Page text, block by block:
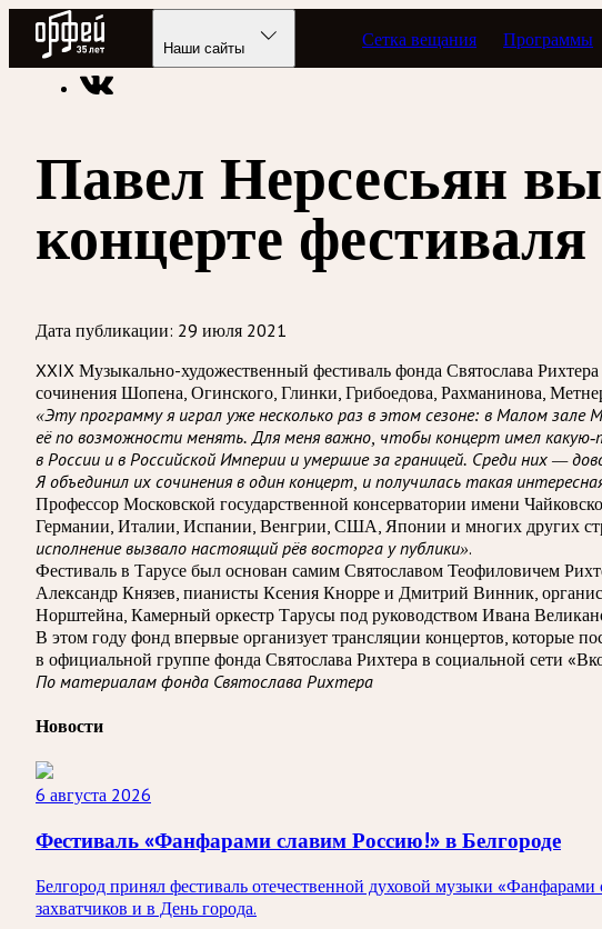
Радио Орфей
Наши сайты Сетка вещания Программы
Радио классической музыки «Орфей» Новости
Павел Нерсесьян
концерте
Дата публикации: 29 июля 2021
XXIX Музыкально-художественный фестиваль фонда Святослава
сочинения Шопена, Огинского, Глинки, Грибоедова, Рахманинова,
«Эту программу я играл уже несколько раз в этом сезоне: в Малом
её по возможности менять. Для меня важно, чтобы концерт имел
в России и в Российской Империи и умершие за границей. Среди них —
Я объединил их сочинения в один концерт, и получилась такая
Профессор Московской государственной консерватории имени
Германии, Италии, Испании, Венгрии, США, Японии и многих других
исполнение вызвало настоящий рёв восторга у публики».
Фестиваль в Тарусе был основан самим Святославом Теофиловичем
Александр Князев, пианисты Ксения Кнорре и Дмитрий Винник,
Норштейна, Камерный оркестр Тарусы под руководством Ивана
В этом году фонд впервые организует трансляции концертов, которые
в официальной группе фонда Святослава Рихтера в социальной сети
По материалам фонда Святослава Рихтера
Новости
6 августа 2026
Фестиваль «Фанфарами славим Россию!» в Белгороде
Белгород принял фестиваль отечественной духовой музыки
захватчиков и в День города.